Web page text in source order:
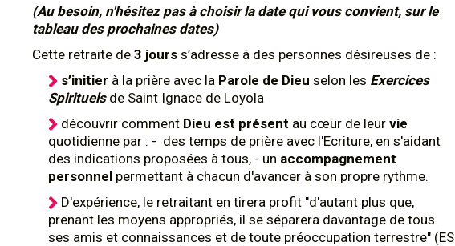
(Au besoin, n'hésitez pas à choisir la date qui vous convient, sur le
tableau des prochaines dates)
Cette retraite de 3 jours s’adresse à des personnes désireuses de :
s’initier à la prière avec la Parole de Dieu selon les Exercices
Spirituels de Saint Ignace de Loyola
découvrir comment Dieu est présent au cœur de leur vie
quotidienne par : - des temps de prière avec l'Ecriture, en s'aidant
des indications proposées à tous, - un accompagnement
personnel permettant à chacun d'avancer à son propre rythme.
D'expérience, le retraitant en tirera profit "d'autant plus que,
prenant les moyens appropriés, il se séparera davantage de tous
ses amis et connaissances et de toute préoccupation terrestre" (ES